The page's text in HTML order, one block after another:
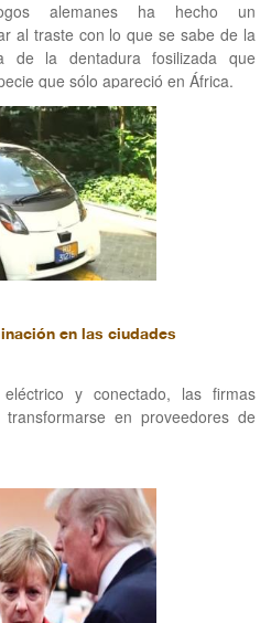
alemanes ha hecho un
al traste con lo que se sabe de la
de la dentadura fosilizada que
que sólo apareció en África.
en las ciudades
y conectado, las firmas
en proveedores de